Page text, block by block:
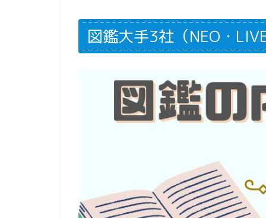
図鑑大手3社（NEO・